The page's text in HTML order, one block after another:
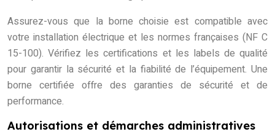
Assurez-vous que la borne choisie est compatible avec
votre installation électrique et les normes françaises (NF C
15-100). Vérifiez les certifications et les labels de qualité
pour garantir la sécurité et la fiabilité de l’équipement. Une
borne certifiée offre des garanties de sécurité et de
performance.
Autorisations et démarches administratives